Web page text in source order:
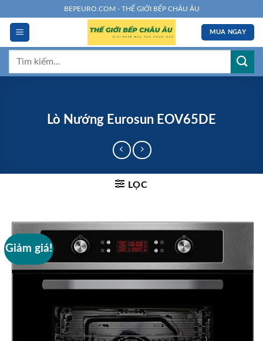
đến
dung
BEPEURO.COM - THẾ GIỚI BẾP CHÂU ÂU
MUA NGAY
Tìm
Lò Nướng Eurosun EOV65DE
LỌC
Giảm giá!